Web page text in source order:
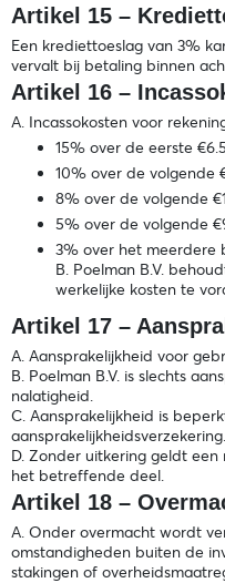
Artikel 15 –
Een krediettoeslag van 3%
vervalt bij betaling binnen
Artikel 16 –
A. Incassokosten voor
15% over de eerste
10% over de volgende
8% over de volgende
5% over de volgende
3% over het meerdere
B. Poelman B.V.
werkelijke kosten te
Artikel 17 –
A. Aansprakelijkheid voor
B. Poelman B.V. is slechts
nalatigheid.
C. Aansprakelijkheid is
aansprakelijkheidsverzekering.
D. Zonder uitkering geldt
het betreffende deel.
Artikel 18 –
A. Onder overmacht wordt
omstandigheden buiten de
stakingen of